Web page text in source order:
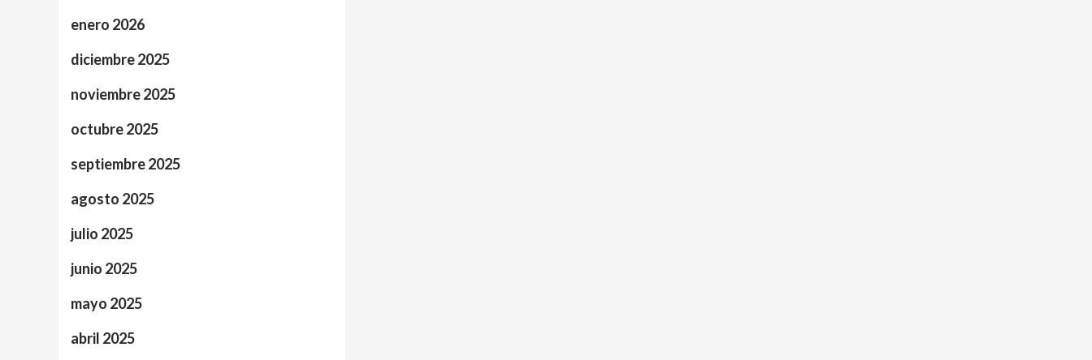
enero 2026
diciembre 2025
noviembre 2025
octubre 2025
septiembre 2025
agosto 2025
julio 2025
junio 2025
mayo 2025
abril 2025